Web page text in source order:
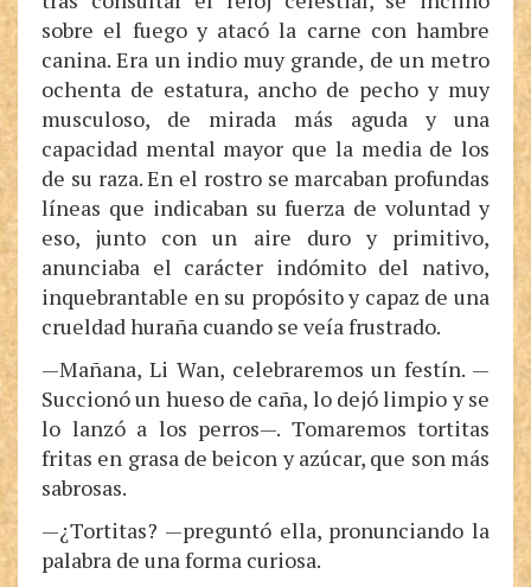
sobre el fuego y atacó la carne con hambre
canina. Era un indio muy grande, de un metro
ochenta de estatura, ancho de pecho y muy
musculoso, de mirada más aguda y una
capacidad mental mayor que la media de los
de su raza. En el rostro se marcaban profundas
líneas que indicaban su fuerza de voluntad y
eso, junto con un aire duro y primitivo,
anunciaba el carácter indómito del nativo,
inquebrantable en su propósito y capaz de una
crueldad huraña cuando se veía frustrado.
—Mañana, Li Wan, celebraremos un festín. —
Succionó un hueso de caña, lo dejó limpio y se
lo lanzó a los perros—. Tomaremos tortitas
fritas en grasa de beicon y azúcar, que son más
sabrosas.
—¿Tortitas? —preguntó ella, pronunciando la
palabra de una forma curiosa.